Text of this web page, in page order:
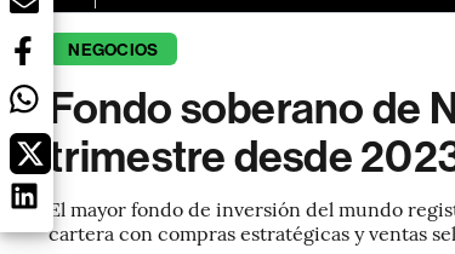
NEGOCIOS
Fondo soberano de
trimestre desde
El mayor fondo de inversión del mundo
cartera con compras estratégicas y ventas